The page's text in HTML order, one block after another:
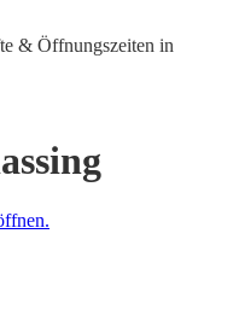
& Öffnungszeiten in